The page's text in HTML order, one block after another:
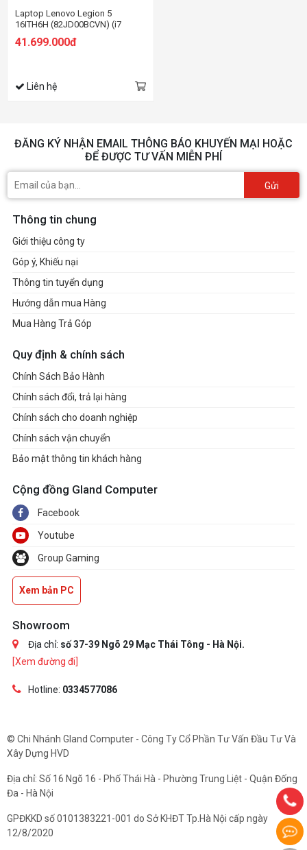
Laptop Lenovo Legion 5
16ITH6H (82JD00BCVN) (i7
SSD/16 WQXGA 165hz/RTX3060
41.699.000đ
Liên hệ
ĐĂNG KÝ NHẬN EMAIL THÔNG BÁO KHUYẾN MẠI HOẶC
ĐỂ ĐƯỢC TƯ VẤN MIỄN PHÍ
Gửi
Thông tin chung
Giới thiệu công ty
Góp ý, Khiếu nại
Thông tin tuyển dụng
Hướng dẫn mua Hàng
Mua Hàng Trả Góp
Quy định & chính sách
Chính Sách Bảo Hành
Chính sách đổi, trả lại hàng
Chính sách cho doanh nghiệp
Chính sách vận chuyển
Bảo mật thông tin khách hàng
Cộng đồng Gland Computer
Facebook
Youtube
Group Gaming
Xem bản PC
Showroom
Địa chỉ: số 37-39 Ngõ 29 Mạc Thái Tông - Hà Nội.
[Xem đường đi]
Hotline: 0334577086
© Chi Nhánh Gland Computer - Công Ty Cổ Phần Tư Vấn Đầu Tư Và
Xây Dựng HVD
Địa chỉ: Số 16 Ngõ 16 - Phố Thái Hà - Phường Trung Liệt - Quận Đống
Đa - Hà Nội
GPĐKKD số 0101383221-001 do Sở KHĐT Tp.Hà Nội cấp ngày
12/8/2020